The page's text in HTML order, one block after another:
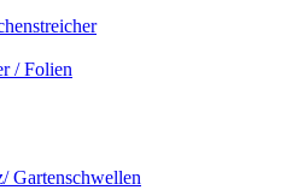
/ Folien
Gartenschwellen